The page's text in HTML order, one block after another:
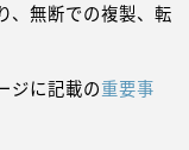
、無断での複製、転
ジに記載の重要事